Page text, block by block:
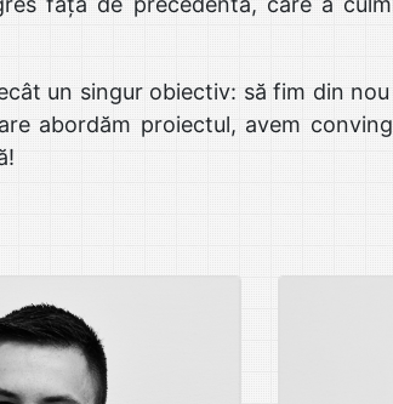
un singur obiectiv: să fim din
abordăm proiectul, avem